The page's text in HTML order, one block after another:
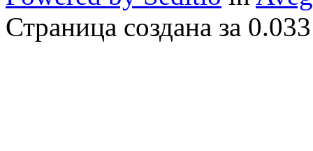
Страница создана за